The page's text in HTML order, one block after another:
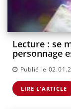
Lecture : se
personnage
Publié le
LIRE L'ARTICLE